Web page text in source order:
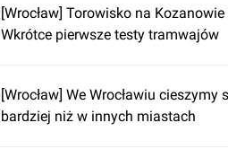
[Wrocław] Torowisko na
Wkrótce pierwsze testy tramwajów
[Wrocław] We Wrocławiu cieszymy
bardziej niż w innych miastach